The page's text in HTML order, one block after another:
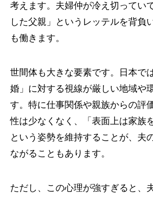
考えます。夫婦仲が冷え切ってい
した父親」というレッテルを背負
も働きます。
世間体も大きな要素です。日本で
婚」に対する視線が厳しい地域や
す。特に仕事関係や親族からの評
性は少なくなく、「表面上は家族
という姿勢を維持することが、夫
ながることもあります。
ただし、この心理が強すぎると、